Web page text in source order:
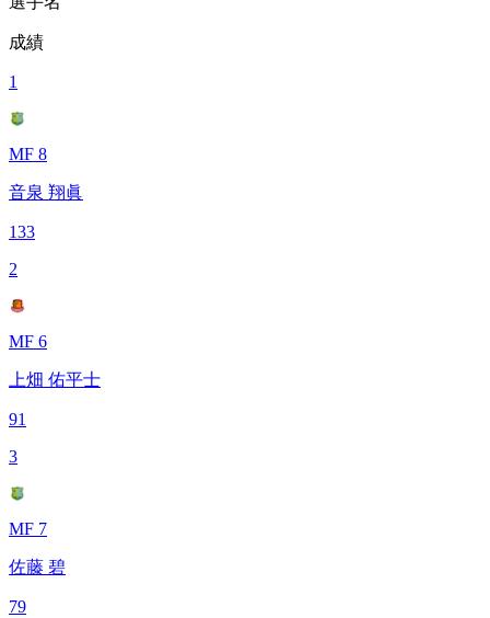
成績
1
MF 8
音泉 翔眞
133
2
MF 6
上畑 佑平士
91
3
MF 7
佐藤 碧
79